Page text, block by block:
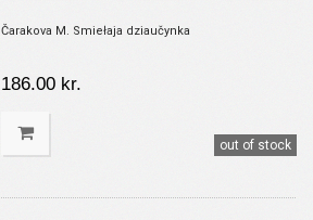
Čarakova M. Smiełaja dziaučynka
186.00 kr.
out of stock